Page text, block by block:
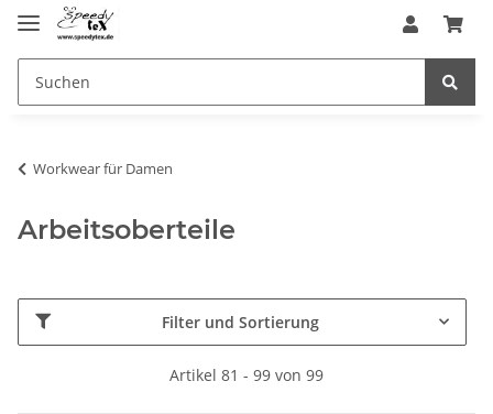
Workwear für Damen
Arbeitsoberteile
Filter und Sortierung
Artikel 81 - 99 von 99